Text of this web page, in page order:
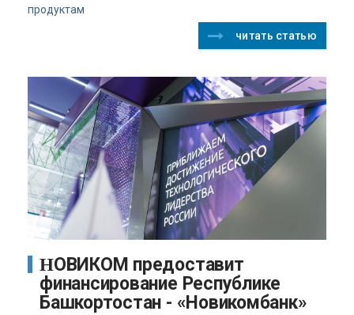
продуктам
читать статью
НОВИКОМ предоставит
финансирование Республике
Башкортостан - «Новикомбанк»